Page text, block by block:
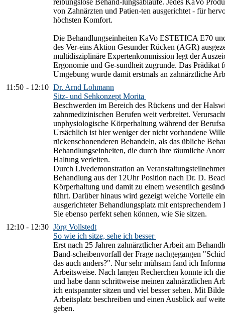
von Zahnärzten und Patien-ten ausgerichtet - für
höchsten Komfort.
Die Behandlungseinheiten KaVo ESTETICA E70
des Ver-eins Aktion Gesunder Rücken (AGR)
multidisziplinäre Expertenkommission legt der
Ergonomie und Ge-sundheit zugrunde. Das Prädikat
Umgebung wurde damit erstmals an zahnärztliche
11:50 - 12:10 Dr. Arnd Lohmann
Sitz- und Sehkonzept Morita
Beschwerden im Bereich des Rückens und der
zahnmedizinischen Berufen weit verbreitet.
unphysiologische Körperhaltung während der
Ursächlich ist hier weniger der nicht vorhandene
rückenschonenderen Behandeln, als das übliche
Behandlungseinheiten, die durch ihre räumliche
Haltung verleiten.
Durch Livedemonstration an
Behandlung aus der 12Uhr Position nach Dr. D.
Körperhaltung und damit zu einem wesentlich
führt. Darüber hinaus wird gezeigt welche Vorteile
ausgerichteter Behandlungsplatz mit
Sie ebenso perfekt sehen können, wie Sie sitzen.
12:10 - 12:30 Jörg Vollstedt
So wie ich sitze, sehe ich besser
Erst nach 25 Jahren zahnärztlicher Arbeit am
Band-scheibenvorfall der Frage nachgegangen
das auch anders?". Nur sehr mühsam fand ich
Arbeitsweise. Nach langen Recherchen konnte ich
und habe dann schrittweise meinen zahnärztlichen
ich entspannter sitzen und viel besser sehen. Mit
Arbeitsplatz beschreiben und einen Ausblick auf
geben.